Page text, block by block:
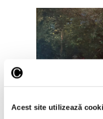
Acest site utilizează
Morisot reapar